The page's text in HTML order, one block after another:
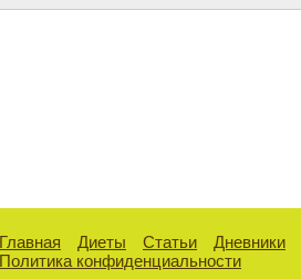
Главная Диеты Статьи
Дневники
Политика конфиденциальности